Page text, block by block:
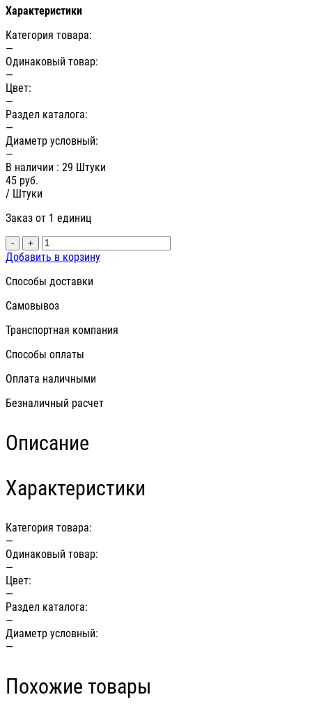
Характеристики
Категория товара:
—
Одинаковый товар:
—
Цвет:
—
Раздел каталога:
—
Диаметр условный:
—
В наличии : 29 Штуки
45 руб.
/ Штуки
Заказ от 1 единиц
- +
Добавить в корзину
Способы доставки
Самовывоз
Транспортная компания
Способы оплаты
Оплата наличными
Безналичный расчет
Описание
Характеристики
Категория товара:
—
Одинаковый товар:
—
Цвет:
—
Раздел каталога:
—
Диаметр условный:
—
Похожие товары